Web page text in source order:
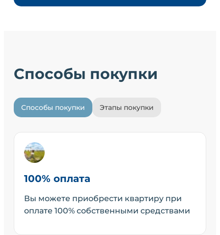
Способы покупки
Способы покупки Этапы покупки
100% оплата
Вы можете приобрести квартиру при
оплате 100% собственными средствами